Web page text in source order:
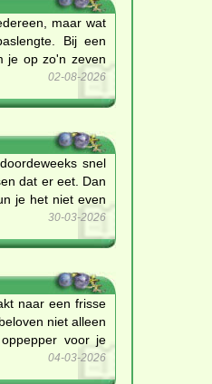
maar wat
Bij een
je op zo'n zeven
02-08-2026
snel
dat er eet. Dan
je het niet even
30-03-2026
naar een frisse
niet alleen
voor je
04-03-2026